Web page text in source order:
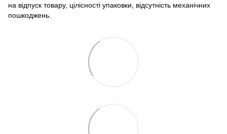
на відпуск товару, цілісності упаковки, відсутність механічних
пошкоджень.